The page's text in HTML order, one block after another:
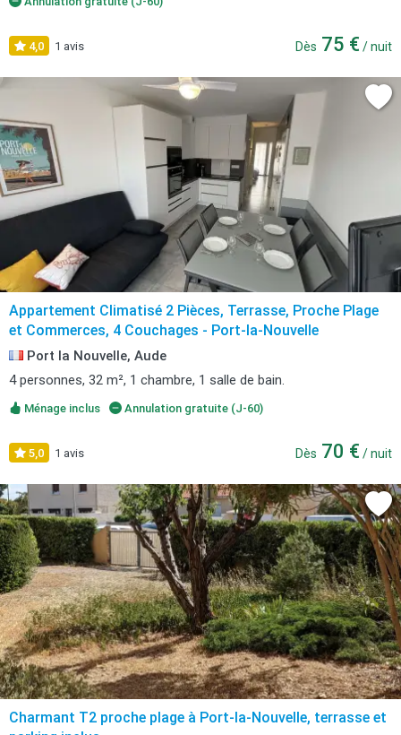
4,0 1 avis Dès 75 € / nuit
Appartement Climatisé 2 Pièces, Terrasse, Proche Plage
et Commerces, 4 Couchages - Port-la-Nouvelle
Port la Nouvelle, Aude
4 personnes, 32 m², 1 chambre, 1 salle de bain.
Ménage inclus Annulation gratuite (J-60)
5,0 1 avis Dès 70 € / nuit
Charmant T2 proche plage à Port-la-Nouvelle, terrasse et